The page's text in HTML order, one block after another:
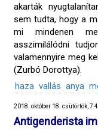
akarták
sem tudta, hogy a
mi mindenen
asszimilálódni
valamennyire meg
(Zurbó Dorottya).
haza vallás anya
2018. október 18. csütörtök,
Antigenderista